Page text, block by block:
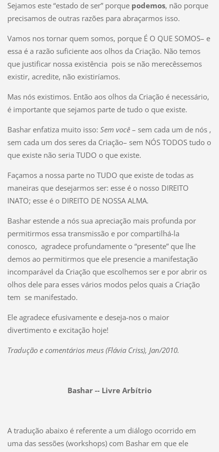
Sejamos este “estado de ser” porque podemos, não porque
precisamos de outras razões para abraçarmos isso.
Vamos nos tornar quem somos, porque É O QUE SOMOS– e
essa é a razão suficiente aos olhos da Criação. Não temos
que justificar nossa existência pois se não merecêssemos
existir, acredite, não existiríamos.
Mas nós existimos. Então aos olhos da Criação é necessário,
é importante que sejamos parte de tudo o que existe.
Bashar enfatiza muito isso: Sem você – sem cada um de nós ,
sem cada um dos seres da Criação– sem NÓS TODOS tudo o
que existe não seria TUDO o que existe.
Façamos a nossa parte no TUDO que existe de todas as
maneiras que desejarmos ser: esse é o nosso DIREITO
INATO; esse é o DIREITO DE NOSSA ALMA.
Bashar estende a nós sua apreciação mais profunda por
permitirmos essa transmissão e por compartilhá-la
conosco, agradece profundamente o “presente” que lhe
demos ao permitirmos que ele presencie a manifestação
incomparável da Criação que escolhemos ser e por abrir os
olhos dele para esses vários modos pelos quais a Criação
tem se manifestado.
Ele agradece efusivamente e deseja-nos o maior
divertimento e excitação hoje!
Tradução e comentários meus (Flávia Criss), Jan/2010.
Bashar -- Livre Arbítrio
A tradução abaixo é referente a um diálogo ocorrido em
uma das sessões (workshops) com Bashar em que ele